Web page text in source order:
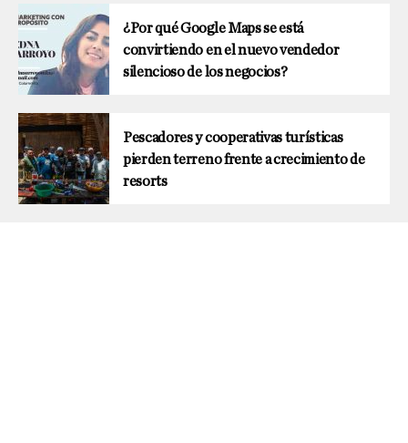
¿Por qué Google Maps se está
convirtiendo en el nuevo vendedor
silencioso de los negocios?
Pescadores y cooperativas turísticas
pierden terreno frente a crecimiento de
resorts